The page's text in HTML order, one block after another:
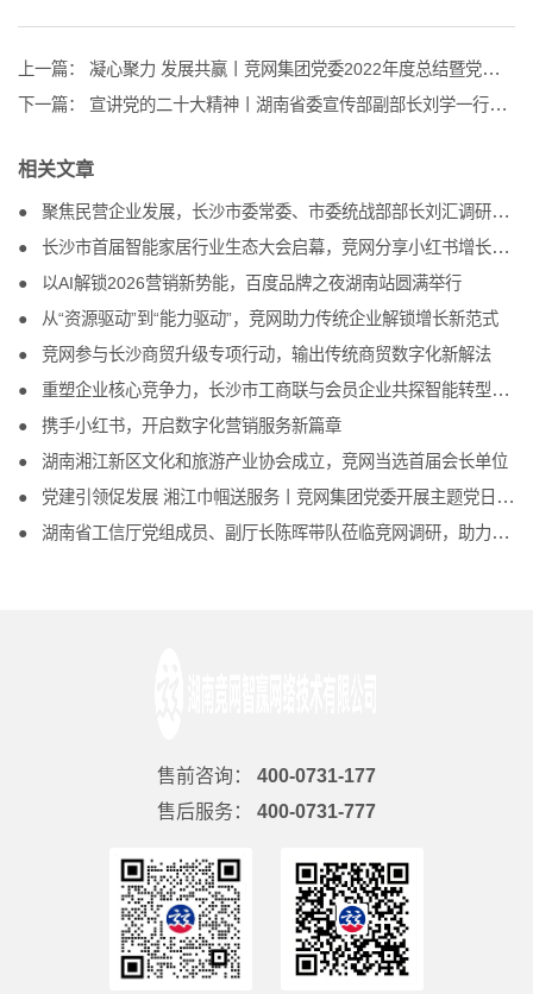
上一篇：
凝心聚力 发展共赢丨竞网集团党委2022年度总结暨党员表彰大会圆满召开
下一篇：
宣讲党的二十大精神丨湖南省委宣传部副部长刘学一行莅临竞网调研
相关文章
聚焦民营企业发展，长沙市委常委、市委统战部部长刘汇调研竞网
长沙市首届智能家居行业生态大会启幕，竞网分享小红书增长方案
以AI解锁2026营销新势能，百度品牌之夜湖南站圆满举行
从“资源驱动”到“能力驱动”，竞网助力传统企业解锁增长新范式
竞网参与长沙商贸升级专项行动，输出传统商贸数字化新解法
重塑企业核心竞争力，长沙市工商联与会员企业共探智能转型新路径
携手小红书，开启数字化营销服务新篇章
湖南湘江新区文化和旅游产业协会成立，竞网当选首届会长单位
党建引领促发展 湘江巾帼送服务丨竞网集团党委开展主题党日活动
湖南省工信厅党组成员、副厅长陈晖带队莅临竞网调研，助力互联网企业发展
售前咨询：
400-0731-177
售后服务：
400-0731-777